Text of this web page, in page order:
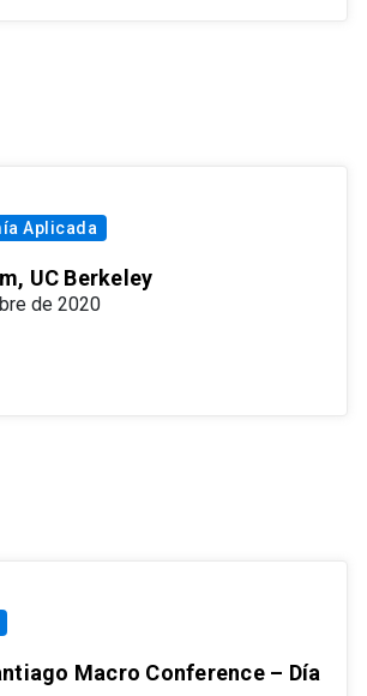
Aplicada
UC Berkeley
de 2020
Macro Conference – Día